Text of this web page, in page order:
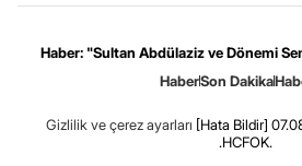
Haber: "Sultan Abdülaziz ve Dönemi
HaberSon Dakika
Gizlilik ve çerez ayarları [Hata Bildir]
.HCFOK.